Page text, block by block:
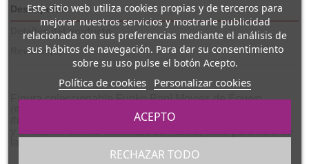
Descripción
Detalles del producto
Reviews(0)
Figura coleccionable Funko Pop! Movies de Éowyn
(#1743), inspirada en la valiente guerrera de
. Presenta detalles característicos del personaje
y el clásico diseño estilizado de Funko, ideal para fans de
Este sitio web utiliza cookies propias y de terceros para
mejorar nuestros servicios y mostrarle publicidad
relacionada con sus preferencias mediante el análisis de
sus hábitos de navegación. Para dar su consentimiento
sobre su uso pulse el botón Acepto.
Política de cookies Personalizar cookies
RECHAZAR TODO
ACEPTO